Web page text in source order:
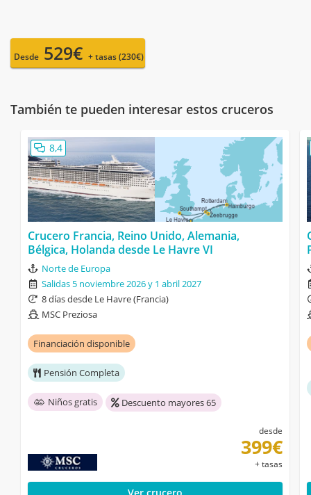
Desde 529€ + tasas (230€)
También te pueden interesar estos cruceros
8,4
Crucero Francia, Reino Unido, Alemania,
Bélgica, Holanda desde Le Havre VI
Norte de Europa
Salidas 5 noviembre 2026 y 1 abril 2027
8 días desde Le Havre (Francia)
MSC Preziosa
Financiación disponible
Pensión Completa
Niños gratis Descuento mayores 65
desde
399€
+ tasas